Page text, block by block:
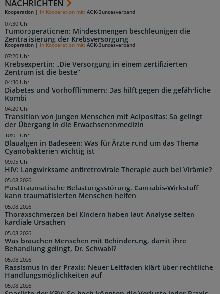
NACHRICHTEN
Tumoroperationen: Mindestmengen beschleunigen die
Zentralisierung der Krebsversorgung
Kooperation | In Kooperation mit: AOK-Bundesverband
07:30 Uhr
Krebsexpertin: „Die Versorgung in einem zertifizierten
Zentrum ist die beste“
Kooperation | In Kooperation mit: AOK-Bundesverband
07:20 Uhr
Diabetes und Vorhofflimmern: Das hilft gegen die gefährliche
Kombi
04:30 Uhr
Transition von jungen Menschen mit Adipositas: So gelingt
der Übergang in die Erwachsenenmedizin
04:20 Uhr
Blaualgen in Badeseen: Was für Ärzte rund um das Thema
Cyanobakterien wichtig ist
10:01 Uhr
HIV: Langwirksame antiretrovirale Therapie auch bei Virämie?
09:05 Uhr
Posttraumatische Belastungsstörung: Cannabis-Wirkstoff
kann traumatisierten Menschen helfen
05.08.2026
Thoraxschmerzen bei Kindern haben laut Analyse selten
kardiale Ursachen
05.08.2026
Was brauchen Menschen mit Behinderung, damit ihre
Behandlung gelingt, Dr. Schwabl?
05.08.2026
Rassismus in der Praxis: Neuer Leitfaden klärt über rechtliche
Handlungsmöglichkeiten auf
05.08.2026
05.08.2026